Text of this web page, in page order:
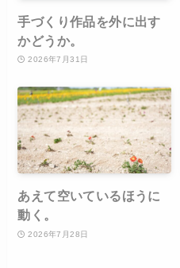
手づくり作品を外に出す
かどうか。
2026年7月31日
あえて空いているほうに
動く。
2026年7月28日